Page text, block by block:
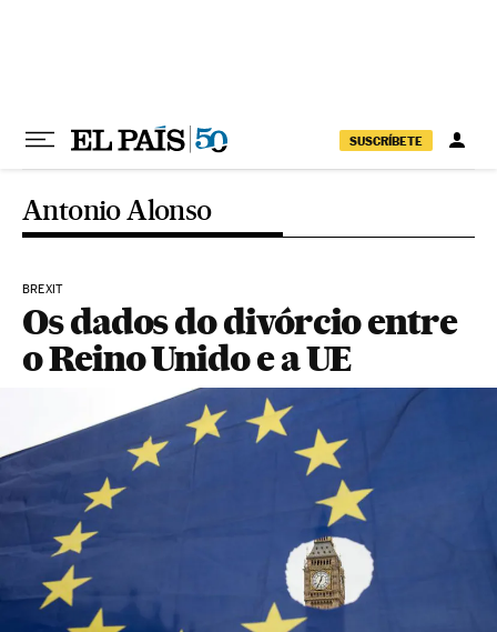
SUSCRÍBETE
Antonio Alonso
BREXIT
Os dados do divórcio entre
o Reino Unido e a UE